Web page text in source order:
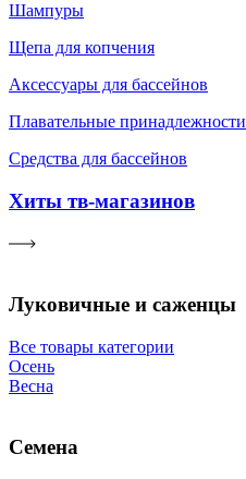
Шампуры
Щепа для копчения
Аксессуары для бассейнов
Плавательные принадлежности
Средства для бассейнов
Хиты тв-магазинов
Луковичные и саженцы
Все товары категории
Осень
Весна
Семена